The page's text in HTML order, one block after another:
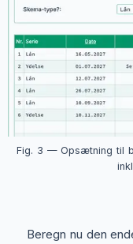
Fig. 3 — Opsætning til
Beregn nu den